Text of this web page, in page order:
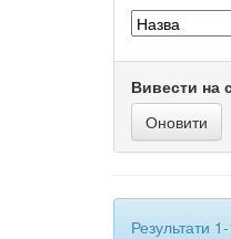
Вивести на
Результати 1-